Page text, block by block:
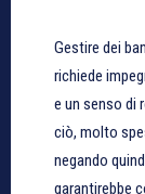
Gestire dei
richiede
e un senso di
ciò, molto
negando
garantirebbe